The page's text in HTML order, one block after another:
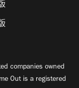
companies owned
Out is a registered